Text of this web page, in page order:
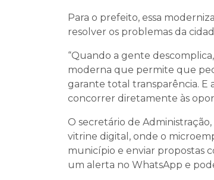
Para o prefeito, essa
resolver os problemas da
“Quando a gente
moderna que permite que
garante total transparência. E
concorrer diretamente às
O secretário de
vitrine digital, onde o
município e enviar propostas
um alerta no WhatsApp e